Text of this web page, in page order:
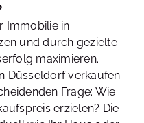
Immobilie in
und durch gezielte
maximieren.
Düsseldorf verkaufen
Frage: Wie
erzielen? Die